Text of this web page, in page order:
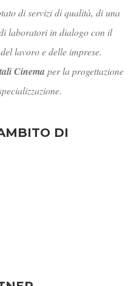
di servizi di qualità, di una
laboratori in dialogo con il
lavoro e delle imprese.
Cinema per la progettazione
DI